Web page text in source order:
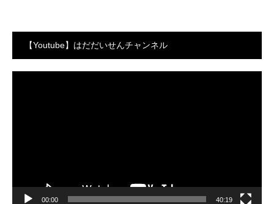
【Youtube】はだだいせんチャンネル
00:00 40:19